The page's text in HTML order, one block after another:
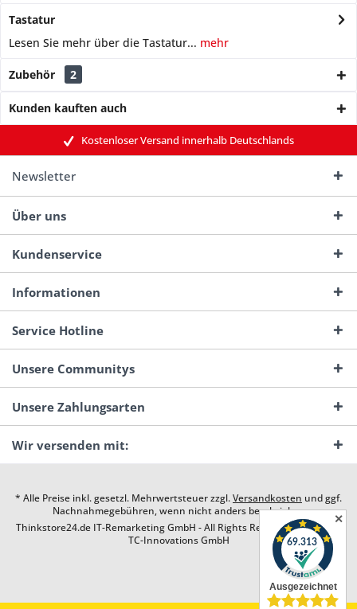
Tastatur
Lesen Sie mehr über die Tastatur... mehr
Zubehör 2
Kunden kauften auch
Kostenloser Versand innerhalb Deutschlands
Newsletter
Über uns
Kundenservice
Informationen
Service Hotline
Unsere Communitys
Unsere Zahlungsarten
Wir versenden mit:
* Alle Preise inkl. gesetzl. Mehrwertsteuer zzgl.Versandkosten und ggf.
Nachnahmegebühren, wenn nicht anders beschrieben
Thinkstore24.de IT-Remarketing GmbH - All Rights Reserved. Design by
TC-Innovations GmbH
✕